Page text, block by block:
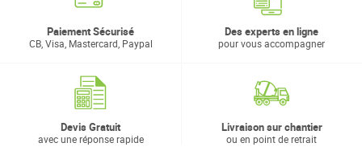
Paiement Sécurisé
CB, Visa, Mastercard, Paypal
Des experts en ligne
pour vous accompagner
Devis Gratuit
avec une réponse rapide
Livraison sur chantier
ou en point de retrait